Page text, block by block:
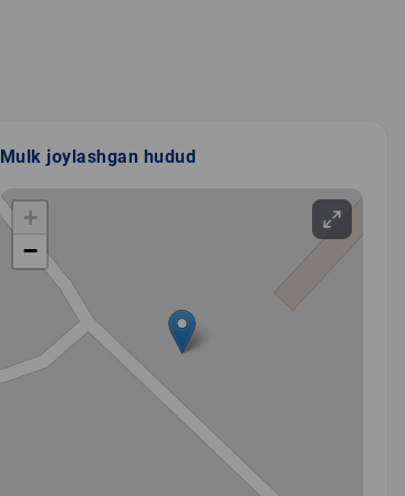
Mulk joylashgan hudud
+
−